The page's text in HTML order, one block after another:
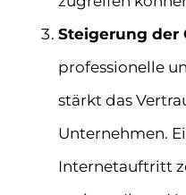
Steigerung der
professionelle
stärkt das
Unternehmen.
Internetauftritt